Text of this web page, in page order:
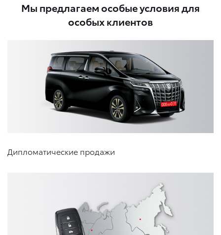
Мы предлагаем особые условия для
особых клиентов
Дипломатические продажи